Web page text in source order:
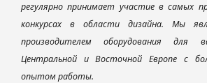
регулярно принимает участие в самых
конкурсах в области дизайна. Мы
производителем оборудования
Центральной и Восточной Европе с
опытом работы.